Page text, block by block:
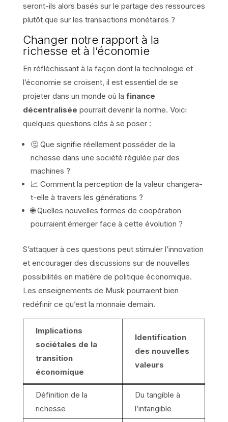
seront-ils alors basés sur le partage des ressources
plutôt que sur les transactions monétaires ?
Changer notre rapport à la
richesse et à l’économie
En réfléchissant à la façon dont la technologie et
l’économie se croisent, il est essentiel de se
projeter dans un monde où la finance
décentralisée pourrait devenir la norme. Voici
quelques questions clés à se poser :
🤔 Que signifie réellement posséder de la
richesse dans une société régulée par des
machines ?
📈 Comment la perception de la valeur changera-
t-elle à travers les générations ?
🌐 Quelles nouvelles formes de coopération
pourraient émerger face à cette évolution ?
S’attaquer à ces questions peut stimuler l’innovation
et encourager des discussions sur de nouvelles
possibilités en matière de politique économique.
Les enseignements de Musk pourraient bien
redéfinir ce qu’est la monnaie demain.
Implications
sociétales de la
transition
économique
Identification
des nouvelles
valeurs
Définition de la
richesse
Du tangible à
l’intangible